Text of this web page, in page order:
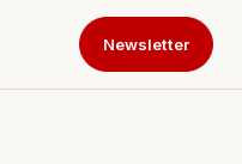
Newsletter